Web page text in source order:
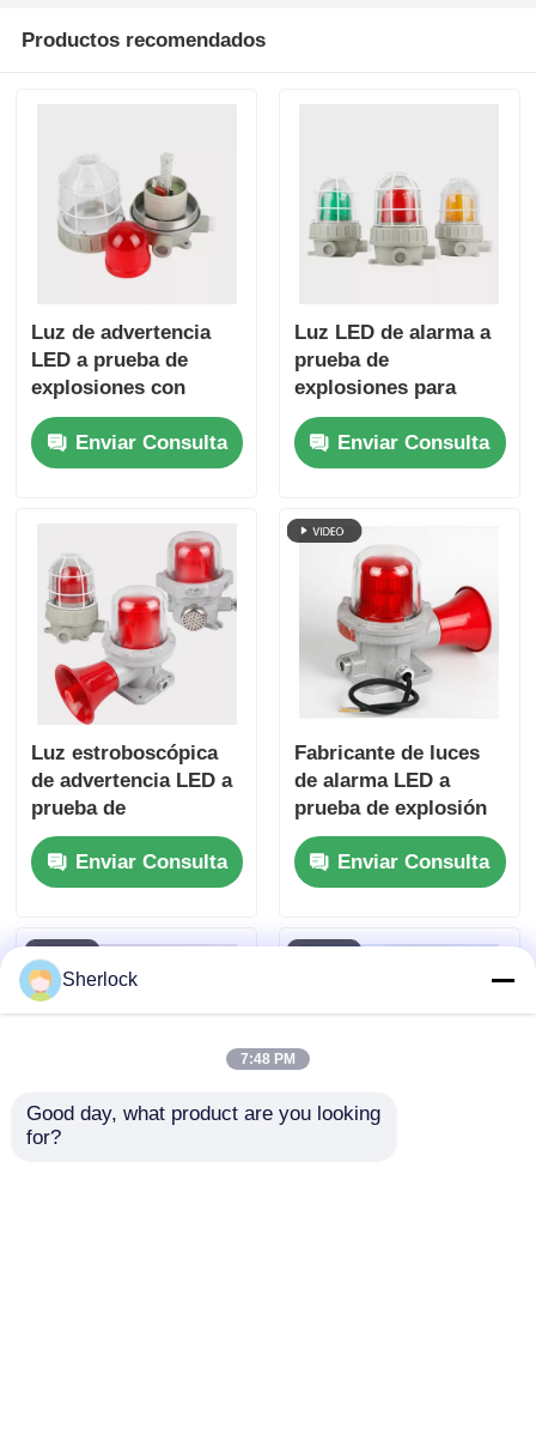
Productos recomendados
Luz de advertencia
LED a prueba de
explosiones con
sirena
Enviar Consulta
Luz LED de alarma a
prueba de
explosiones para
Zona 1 y Zona 2
Enviar Consulta
Luz estroboscópica
de advertencia LED a
prueba de
explosiones para
seguridad de plantas
Enviar Consulta
Fabricante de luces
de alarma LED a
prueba de explosión
personalizables -
Envío rápido
Enviar Consulta
Sherlock
7:48 PM
Good day, what product are you looking
for?